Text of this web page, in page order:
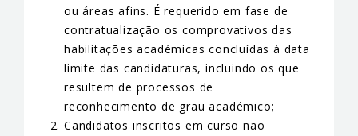
ou áreas afins. É requerido em fase de
contratualização os comprovativos das
habilitações académicas concluídas à data
limite das candidaturas, incluindo os que
resultem de processos de
reconhecimento de grau académico;
Candidatos inscritos em curso não